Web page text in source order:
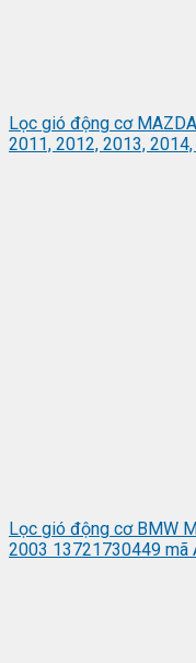
Lọc gió động cơ
2011, 2012, 2013,
Lọc gió động cơ BMW
2003 13721730449 mã